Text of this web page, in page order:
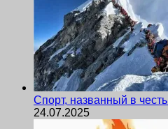
Спорт, названный в
24.07.2025